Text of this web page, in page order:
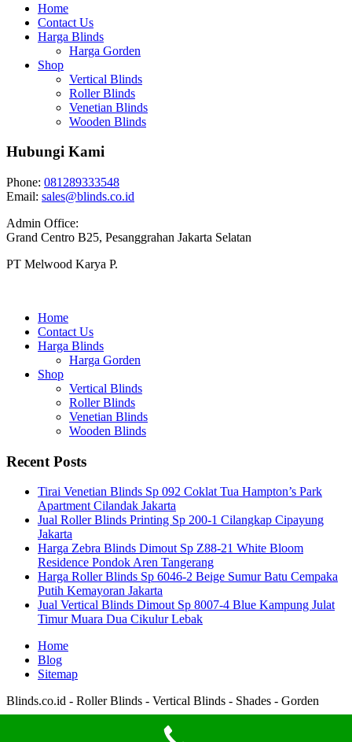
Home
Contact Us
Harga Blinds
Harga Gorden
Shop
Vertical Blinds
Roller Blinds
Venetian Blinds
Wooden Blinds
Hubungi Kami
Phone: 081289333548
Email: sales@blinds.co.id
Admin Office:
Grand Centro B25, Pesanggrahan Jakarta Selatan
PT Melwood Karya P.
Home
Contact Us
Harga Blinds
Harga Gorden
Shop
Vertical Blinds
Roller Blinds
Venetian Blinds
Wooden Blinds
Recent Posts
Tirai Venetian Blinds Sp 092 Coklat Tua Hampton’s Park
Apartment Cilandak Jakarta
Jual Roller Blinds Printing Sp 200-1 Cilangkap Cipayung
Jakarta
Harga Zebra Blinds Dimout Sp Z88-21 White Bloom
Residence Pondok Aren Tangerang
Harga Roller Blinds Sp 6046-2 Beige Sumur Batu Cempaka
Putih Kemayoran Jakarta
Jual Vertical Blinds Dimout Sp 8007-4 Blue Kampung Julat
Timur Muara Dua Cikulur Lebak
Home
Blog
Sitemap
Blinds.co.id - Roller Blinds - Vertical Blinds - Shades - Gorden